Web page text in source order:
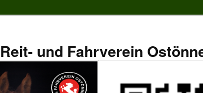
Reit- und Fahrverein